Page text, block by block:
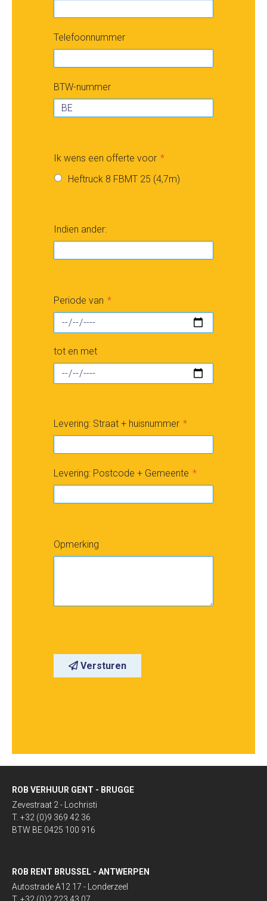
Telefoonnummer
BTW-nummer
Ik wens een offerte voor
Heftruck 8 FBMT 25 (4,7m)
Indien ander:
Periode van
tot en met
Levering: Straat + huisnummer
Levering: Postcode + Gemeente
Opmerking
Versturen
ROB VERHUUR GENT - BRUGGE
Zevestraat 2 - Lochristi
T. +32 (0)9 369 42 36
BTW BE 0425 100 916
ROB RENT BRUSSEL - ANTWERPEN
Autostrade A12 17 - Londerzeel